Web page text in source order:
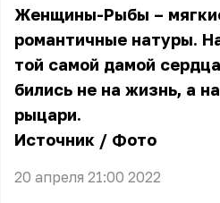
Женщины-Рыбы –
романтичные натуры.
той самой дамой
бились не на жизнь, а
рыцари.
Источник / Фото
20 апреля 21:00 2022